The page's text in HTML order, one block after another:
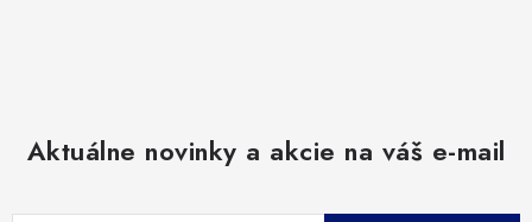
Aktuálne novinky a akcie na váš e-mail